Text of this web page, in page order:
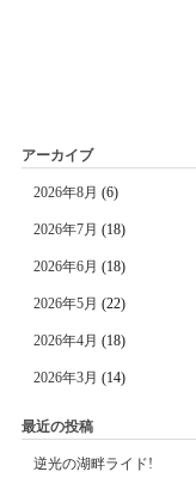
アーカイブ
2026年8月 (6)
2026年7月 (18)
2026年6月 (18)
2026年5月 (22)
2026年4月 (18)
2026年3月 (14)
最近の投稿
逆光の湖畔ライド!